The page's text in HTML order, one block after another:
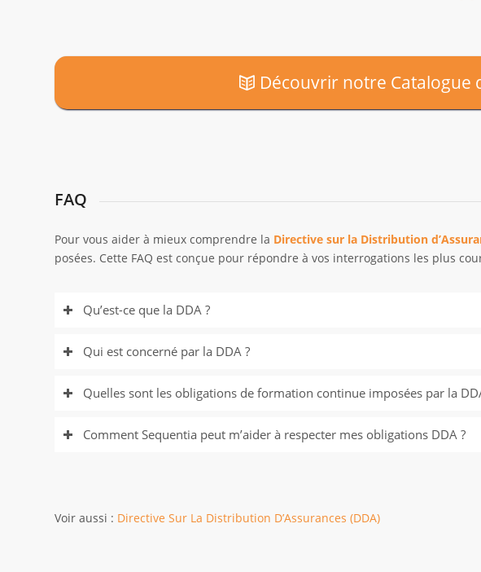
Découvrir notre Catalogue
FAQ
Pour vous aider à mieux comprendre la Directive sur la Distribution
posées. Cette FAQ est conçue pour répondre à vos interrogations les plus
Qu’est-ce que la DDA ?
Qui est concerné par la DDA ?
Quelles sont les obligations de formation continue imposées par la
Comment Sequentia peut m’aider à respecter mes obligations DDA ?
Voir aussi : Directive Sur La Distribution D’Assurances (DDA)